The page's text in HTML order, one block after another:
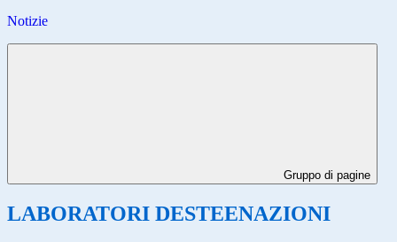
Notizie
Gruppo di pagine
LABORATORI DESTEENAZIONI